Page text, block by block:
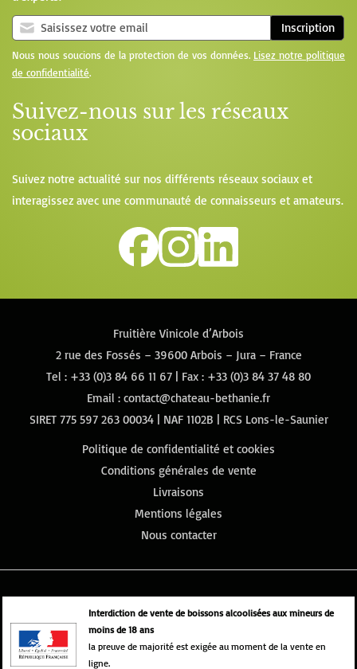
Inscription
Nous nous soucions de la protection de vos données. Lisez notre politique
de confidentialité.
Suivez-nous sur les réseaux
sociaux
Suivez notre actualité sur nos différents réseaux sociaux et
interagissez avec une communauté de connaisseurs et amateurs.
Fruitière Vinicole d’Arbois
2 rue des Fossés – 39600 Arbois – Jura – France
Tel : +33 (0)3 84 66 11 67 | Fax : +33 (0)3 84 37 48 80
Email : contact@chateau-bethanie.fr
SIRET 775 597 263 00034 | NAF 1102B | RCS Lons-le-Saunier
Politique de confidentialité et cookies
Conditions générales de vente
Livraisons
Mentions légales
Nous contacter
Interdiction de vente de boissons alcoolisées aux mineurs de
moins de 18 ans
la preuve de majorité est exigée au moment de la vente en
ligne.